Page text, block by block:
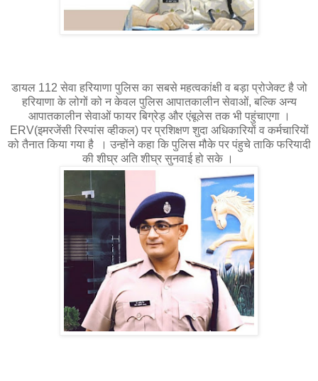
डायल 112 सेवा हरियाणा पुलिस का सबसे महत्वकांक्षी व बड़ा प्रोजेक्ट है जो
हरियाणा के लोगों को न केवल पुलिस आपातकालीन सेवाओं, बल्कि अन्य
आपातकालीन सेवाओं फायर बिग्रेड़ और एंबूलेस तक भी पहुंचाएगा ।
ERV(इमरजेंसी रिस्पांस व्हीकल) पर प्रशिक्षण शुदा अधिकारियों व कर्मचारियों
को तैनात किया गया है । उन्होंने कहा कि पुलिस मौके पर पंहुचे ताकि फरियादी
की शीघ्र अति शीघ्र सुनवाई हो सके ।